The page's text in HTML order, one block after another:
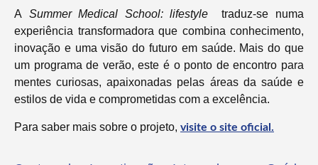
A Summer Medical School: lifestyle
traduz-se numa
experiência transformadora que combina conhecimento,
inovação e uma visão do futuro em saúde. Mais do que
um programa de verão, este é o ponto de encontro para
mentes curiosas, apaixonadas pelas áreas da saúde e
estilos de vida e comprometidas com a excelência.
Para saber mais sobre o projeto, visite o site oficial.